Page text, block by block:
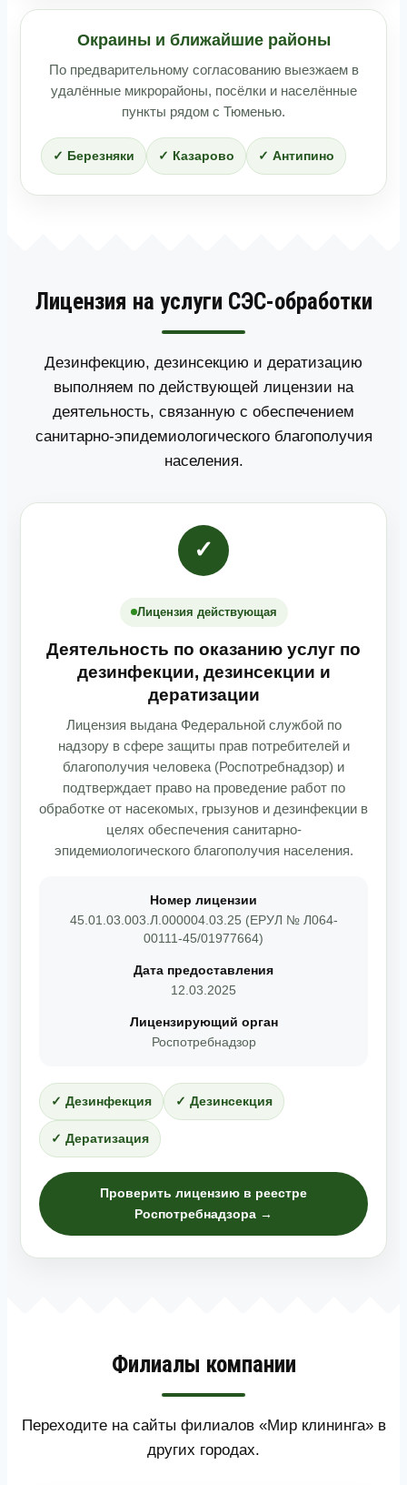
Окраины и ближайшие районы
По предварительному согласованию выезжаем в
удалённые микрорайоны, посёлки и населённые
пункты рядом с Тюменью.
✓ Березняки ✓ Казарово ✓ Антипино
Лицензия на услуги СЭС-обработки
Дезинфекцию, дезинсекцию и дератизацию
выполняем по действующей лицензии на
деятельность, связанную с обеспечением
санитарно-эпидемиологического благополучия
населения.
✓
Лицензия действующая
Деятельность по оказанию услуг по
дезинфекции, дезинсекции и
дератизации
Лицензия выдана Федеральной службой по
надзору в сфере защиты прав потребителей и
благополучия человека (Роспотребнадзор) и
подтверждает право на проведение работ по
обработке от насекомых, грызунов и дезинфекции в
целях обеспечения санитарно-
эпидемиологического благополучия населения.
Номер лицензии
45.01.03.003.Л.000004.03.25 (ЕРУЛ № Л064-
00111-45/01977664)
Дата предоставления
12.03.2025
Лицензирующий орган
Роспотребнадзор
✓ Дезинфекция ✓ Дезинсекция
✓ Дератизация
Проверить лицензию в реестре
Роспотребнадзора →
Филиалы компании
Переходите на сайты филиалов «Мир клининга» в
других городах.